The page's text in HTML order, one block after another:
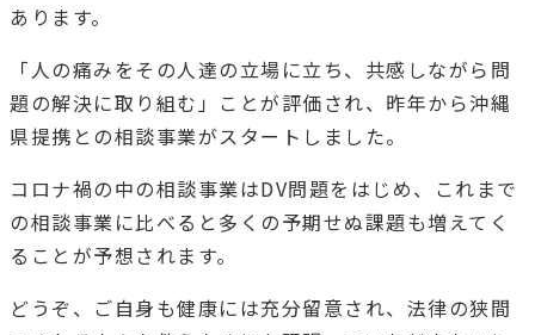
あります。
「人の痛みをその人達の立場に立ち、共感しながら問
題の解決に取り組む」ことが評価され、昨年から沖縄
県提携との相談事業がスタートしました。
コロナ禍の中の相談事業はDV問題をはじめ、これまで
の相談事業に比べると多くの予期せぬ課題も増えてく
ることが予想されます。
どうぞ、ご自身も健康には充分留意され、法律の狭間